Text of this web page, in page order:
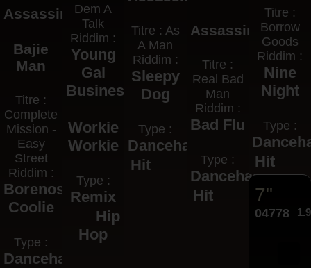
Assassin
Bajie
Man
Titre :
Complete
Mission -
Easy
Street
Riddim :
Borenose
Coolie
Type :
Dancehall
Dem A
Talk
Riddim :
Young
Gal
Business
Workie
Workie
Type :
Remix
Hip
Hop
Titre : As
A Man
Riddim :
Sleepy
Dog
Type :
Dancehall
Hit
Assassin
Titre :
Real Bad
Man
Riddim :
Bad Flu
Type :
Dancehall
Hit
Titre :
Borrow
Goods
Riddim :
Nine
Night
Type :
Hit
7"
04778